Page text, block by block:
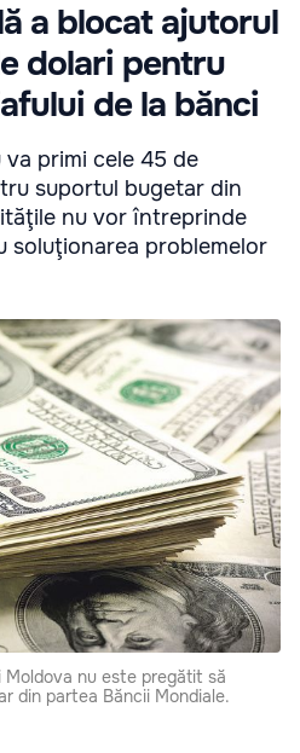
a blocat ajutorul
dolari pentru
de la bănci
primi cele 45 de
suportul bugetar din
nu vor întreprinde
soluţionarea problemelor
Moldova nu este pregătit să
din partea Băncii Mondiale.